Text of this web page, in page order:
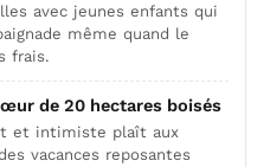
avec jeunes enfants qui
même quand le
frais.
de 20 hectares boisés
et intimiste plaît aux
vacances reposantes